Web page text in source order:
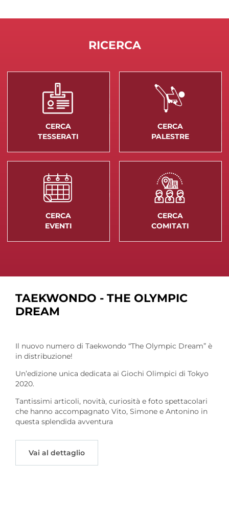
RICERCA
CERCA
TESSERATI
CERCA
PALESTRE
CERCA
EVENTI
CERCA
COMITATI
TAEKWONDO - THE OLYMPIC
DREAM
Il nuovo numero di Taekwondo “The Olympic Dream” è
in distribuzione!
Un’edizione unica dedicata ai Giochi Olimpici di Tokyo
2020.
Tantissimi articoli, novità, curiosità e foto spettacolari
che hanno accompagnato Vito, Simone e Antonino in
questa splendida avventura
Vai al dettaglio